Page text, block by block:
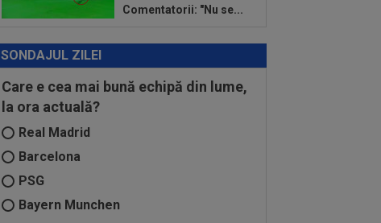
Comentatorii: "Nu se...
SONDAJUL ZILEI
Care e cea mai bună echipă din lume,
la ora actuală?
Real Madrid
Barcelona
PSG
Bayern Munchen